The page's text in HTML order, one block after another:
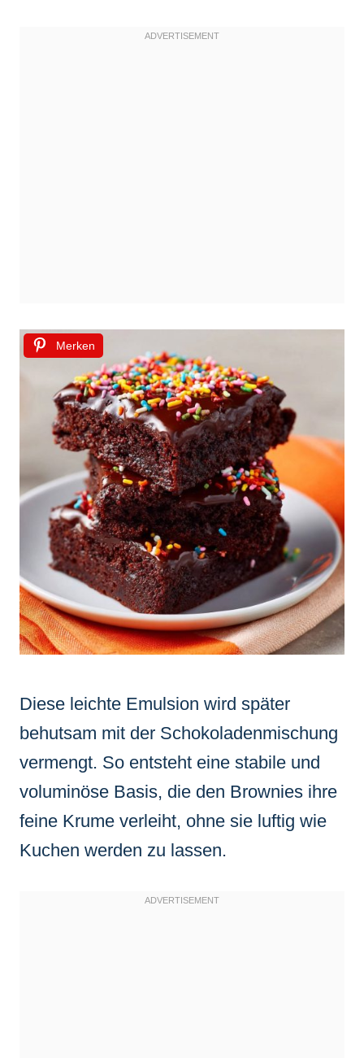
Merken
Diese leichte Emulsion wird später
behutsam mit der Schokoladenmischung
vermengt. So entsteht eine stabile und
voluminöse Basis, die den Brownies ihre
feine Krume verleiht, ohne sie luftig wie
Kuchen werden zu lassen.